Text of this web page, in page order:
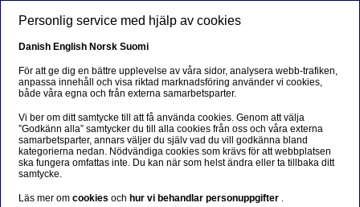
Beslut av Nordeas
årsstämma 2015
| 2015-03-19 17:00
Björn Wahlroos, Marie Ehrling, Tom Knutzen, Robin
Personlig service med hjälp av cookies
Danish English Norsk Suomi
För att ge dig en bättre upplevelse av våra sidor, analysera webb-trafiken,
anpassa innehåll och visa riktad marknadsföring använder vi cookies,
både våra egna och från externa samarbetsparter.
Vi ber om ditt samtycke till att få använda cookies. Genom att välja
”Godkänn alla” samtycker du till alla cookies från oss och våra externa
samarbetsparter, annars väljer du själv vad du vill godkänna bland
kategorierna nedan. Nödvändiga cookies som krävs för att webbplatsen
ska fungera omfattas inte. Du kan när som helst ändra eller ta tillbaka ditt
samtycke.
Läs mer omcookiesoch hur vi behandlar personuppgifter .